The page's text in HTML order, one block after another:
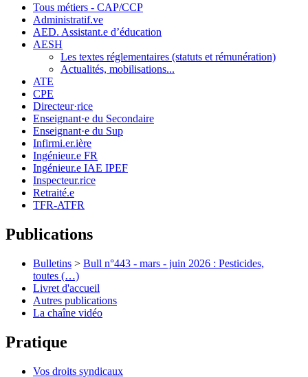
Tous métiers - CAP/CCP
Administratif.ve
AED. Assistant.e d’éducation
AESH
Les textes réglementaires (statuts et rémunération)
Actualités, mobilisations...
ATE
CPE
Directeur·rice
Enseignant·e du Secondaire
Enseignant·e du Sup
Infirmi.er.ière
Ingénieur.e FR
Ingénieur.e IAE IPEF
Inspecteur.rice
Retraité.e
TFR-ATFR
Publications
Bulletins > Bull n°443 - mars - juin 2026 : Pesticides,
toutes (…)
Livret d'accueil
Autres publications
La chaîne vidéo
Pratique
Vos droits syndicaux